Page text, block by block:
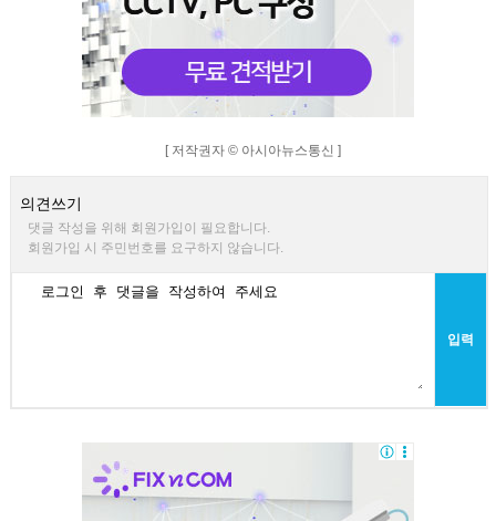
[ 저작권자 © 아시아뉴스통신 ]
의견쓰기
댓글 작성을 위해 회원가입이 필요합니다.
회원가입 시 주민번호를 요구하지 않습니다.
입력